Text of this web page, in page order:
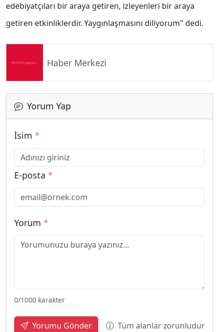
edebiyatçıları bir araya getiren, izleyenleri bir araya
getiren etkinliklerdir. Yaygınlaşmasını diliyorum" dedi.
Haber Merkezi
Yorum Yap
İsim *
E-posta *
Yorum *
0/1000 karakter
Yorumu Gönder Tüm alanlar zorunludur